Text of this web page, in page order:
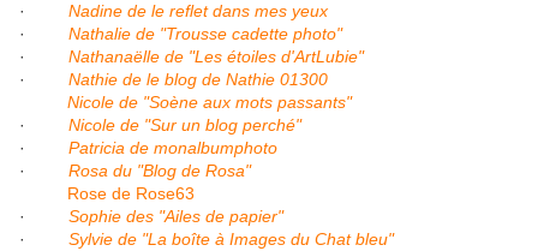
· Nadine de le reflet dans mes yeux
· Nathalie de "Trousse cadette photo"
· Nathanaëlle de "Les étoiles d'ArtLubie"
· Nathie de le blog de Nathie 01300
Nicole de "Soène aux mots passants"
· Nicole de "Sur un blog perché"
· Patricia de monalbumphoto
· Rosa du "Blog de Rosa"
Rose de Rose63
· Sophie des "Ailes de papier"
· Sylvie de "La boîte à Images du Chat bleu"